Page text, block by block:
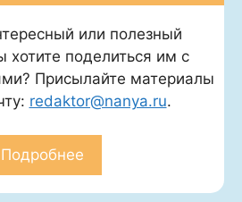
или полезный
хотите поделиться им с
Присылайте материалы
redaktor@nanya.ru.
Подробнее